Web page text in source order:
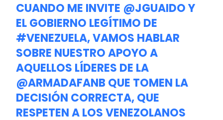
CUANDO ME INVITE @JGUAIDOY
EL GOBIERNO LEGÍTIMO DE
#VENEZUELA, VAMOS HABLAR
SOBRE NUESTRO APOYO A
AQUELLOS LÍDERES DE LA
@ARMADAFANB QUE TOMEN LA
DECISIÓN CORRECTA, QUE
RESPETEN A LOS VENEZOLANOS